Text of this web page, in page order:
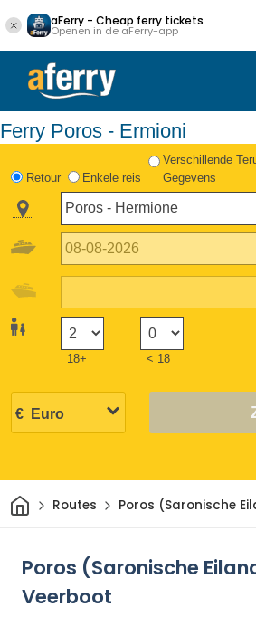
aFerry - Cheap ferry tickets
Openen in de aFerry-app
Ferry Poros - Ermioni
Retour Enkele reis
Verschillende
Gegevens
18+ < 18
ThuisRoutes Poros (Saronische
Poros (Saronische
Veerboot